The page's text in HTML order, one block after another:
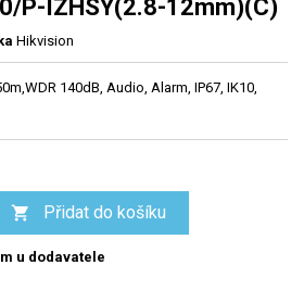
P-IZHSY(2.8-12mm)(C)
Hikvision
140dB, Audio, Alarm, IP67, IK10,
 Přidat do košíku
u dodavatele